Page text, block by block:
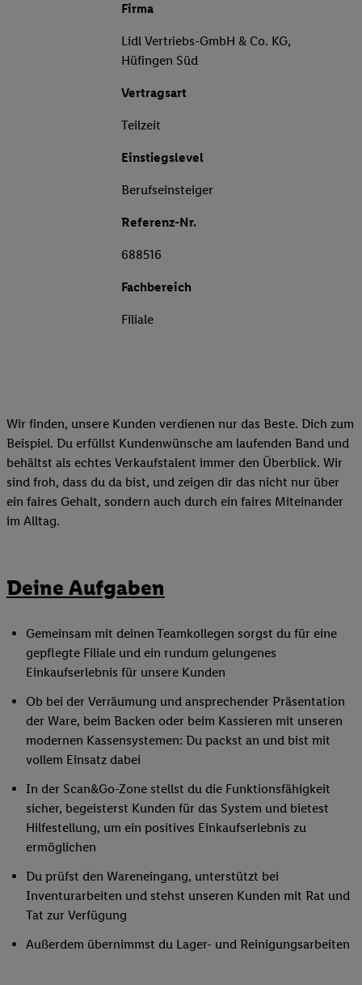
Firma
Lidl Vertriebs-GmbH & Co. KG,
Hüfingen Süd
Vertragsart
Teilzeit
Einstiegslevel
Berufseinsteiger
Referenz-Nr.
688516
Fachbereich
Filiale
Wir finden, unsere Kunden verdienen nur das Beste. Dich zum
Beispiel. Du erfüllst Kundenwünsche am laufenden Band und
behältst als echtes Verkaufstalent immer den Überblick. Wir
sind froh, dass du da bist, und zeigen dir das nicht nur über
ein faires Gehalt, sondern auch durch ein faires Miteinander
im Alltag.
Deine Aufgaben
Gemeinsam mit deinen Teamkollegen sorgst du für eine
gepflegte Filiale und ein rundum gelungenes
Einkaufserlebnis für unsere Kunden
Ob bei der Verräumung und ansprechender Präsentation
der Ware, beim Backen oder beim Kassieren mit unseren
modernen Kassensystemen: Du packst an und bist mit
vollem Einsatz dabei
In der Scan&Go-Zone stellst du die Funktionsfähigkeit
sicher, begeisterst Kunden für das System und bietest
Hilfestellung, um ein positives Einkaufserlebnis zu
ermöglichen
Du prüfst den Wareneingang, unterstützt bei
Inventurarbeiten und stehst unseren Kunden mit Rat und
Tat zur Verfügung
Außerdem übernimmst du Lager- und Reinigungsarbeiten